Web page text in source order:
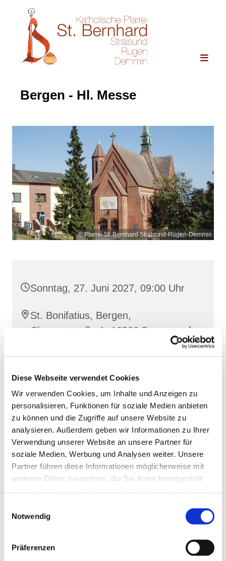
Diese Webseite verwendet Cookies
Wir verwenden Cookies, um Inhalte und Anzeigen zu
personalisieren, Funktionen für soziale Medien anbieten
zu können und die Zugriffe auf unsere Website zu
analysieren. Außerdem geben wir Informationen zu Ihrer
Verwendung unserer Website an unsere Partner für
soziale Medien, Werbung und Analysen weiter. Unsere
Partner führen diese Informationen möglicherweise mit
weiteren Daten zusammen, die Sie ihnen bereitgestellt
Notwendig
Präferenzen
Bergen - Hl. Messe
© Pfarrei St. Bernhard Stralsund-Rügen-Demmin
Sonntag, 27. Juni 2027, 09:00 Uhr
St. Bonifatius, Bergen,
Clementstraße 1, 18528 Bergen auf